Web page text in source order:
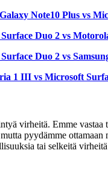
Note10 Plus vs
Duo 2 vs
Duo 2 vs
1 III vs Microsoft
virheitä. Emme vastaa
pyydämme ottamaan
tai selkeitä